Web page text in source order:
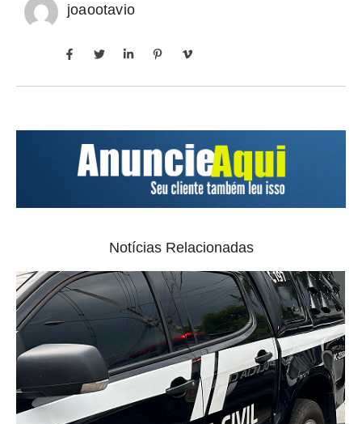
joaootavio
Notícias Relacionadas